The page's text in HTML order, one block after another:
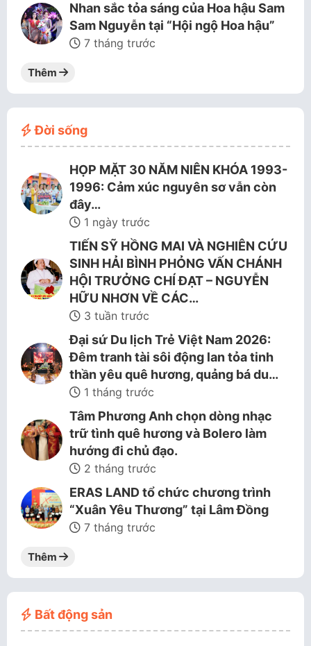
Nhan sắc tỏa sáng của Hoa hậu Sam
Sam Nguyễn tại “Hội ngộ Hoa hậu”
7 tháng trước
Thêm
Đời sống
HỌP MẶT 30 NĂM NIÊN KHÓA 1993-
1996: Cảm xúc nguyên sơ vẫn còn
đây…
1 ngày trước
TIẾN SỸ HỒNG MAI VÀ NGHIÊN CỨU
SINH HẢI BÌNH PHỎNG VẤN CHÁNH
HỘI TRƯỞNG CHÍ ĐẠT – NGUYỄN
HỮU NHƠN VỀ CÁC…
3 tuần trước
Đại sứ Du lịch Trẻ Việt Nam 2026:
Đêm tranh tài sôi động lan tỏa tinh
thần yêu quê hương, quảng bá du…
1 tháng trước
Tâm Phương Anh chọn dòng nhạc
trữ tình quê hương và Bolero làm
hướng đi chủ đạo.
2 tháng trước
ERAS LAND tổ chức chương trình
“Xuân Yêu Thương” tại Lâm Đồng
7 tháng trước
Thêm
Bất động sản